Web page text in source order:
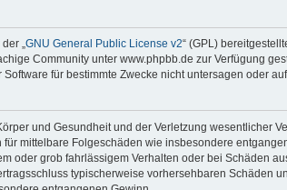
„GNU General Public License v2“ (GPL)
Community unter www.phpbb.de zur Verfügung
für bestimmte Zwecke nicht untersagen oder
und Gesundheit und der Verletzung wesentlicher
mittelbare Folgeschäden wie insbesondere
oder grob fahrlässigem Verhalten oder bei Schäden
typischerweise vorhersehbaren Schäden